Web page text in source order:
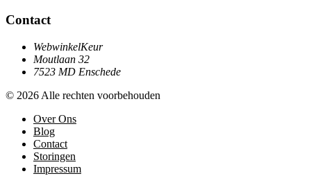
Contact
WebwinkelKeur
Moutlaan 32
7523 MD Enschede
© 2026 Alle rechten voorbehouden
Over Ons
Blog
Contact
Storingen
Impressum